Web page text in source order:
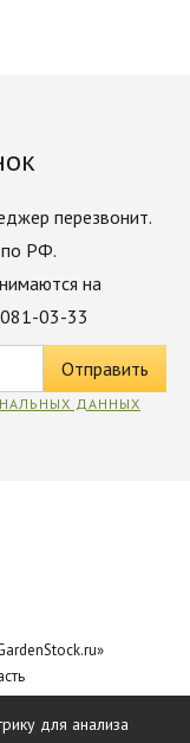
перезвонит.
по РФ.
на
03-33
ДАННЫХ
для анализа